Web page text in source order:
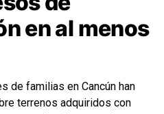
en al menos
de familias en Cancún han
terrenos adquiridos con